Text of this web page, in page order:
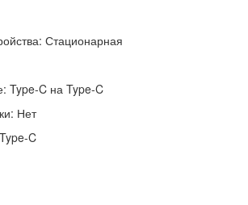
Стационарная
Type-C на Type-C
Нет
C